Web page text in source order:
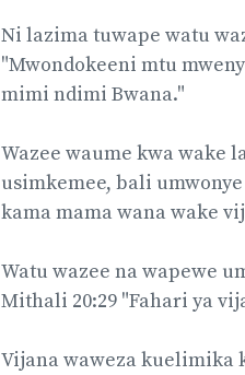
Ni lazima tuwape watu
"Mwondokeeni mtu
mimi ndimi Bwana."
Wazee waume kwa wake
usimkemee, bali
kama mama wana wake
Watu wazee na wapewe
Mithali 20:29 "Fahari ya
Vijana waweza kuelimika